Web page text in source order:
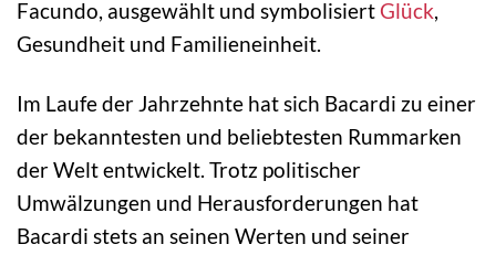
Facundo, ausgewählt und symbolisiert Glück
Gesundheit und Familieneinheit.
Im Laufe der Jahrzehnte hat sich Bacardi zu einer
der bekanntesten und beliebtesten Rummarken
der Welt entwickelt. Trotz politischer
Umwälzungen und Herausforderungen hat
Bacardi stets an seinen Werten und seiner